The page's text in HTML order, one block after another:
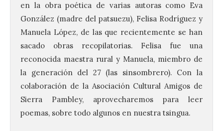
en la obra poética de varias autoras como Eva
González (madre del patsuezu), Felisa Rodríguez y
Manuela López, de las que recientemente se han
sacado obras recopilatorias. Felisa fue una
reconocida maestra rural y Manuela, miembro de
la generación del 27 (las sinsombrero). Con la
colaboración de la Asociación Cultural Amigos de
Sierra Pambley, aprovecharemos para leer
poemas, sobre todo algunos en nuestra tsingua.